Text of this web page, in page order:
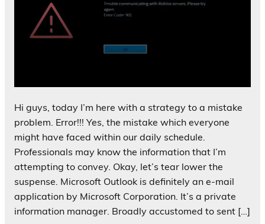
Hi guys, today I’m here with a strategy to a mistake
problem. Error!!! Yes, the mistake which everyone
might have faced within our daily schedule.
Professionals may know the information that I’m
attempting to convey. Okay, let’s tear lower the
suspense. Microsoft Outlook is definitely an e-mail
application by Microsoft Corporation. It’s a private
information manager. Broadly accustomed to sent […]